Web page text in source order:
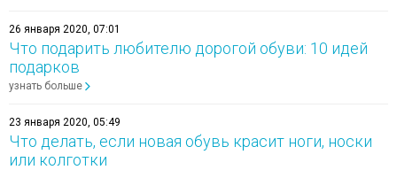
26 января 2020, 07:01
Что подарить любителю дорогой обуви: 10 идей
подарков
узнать больше
23 января 2020, 05:49
Что делать, если новая обувь красит ноги, носки
или колготки